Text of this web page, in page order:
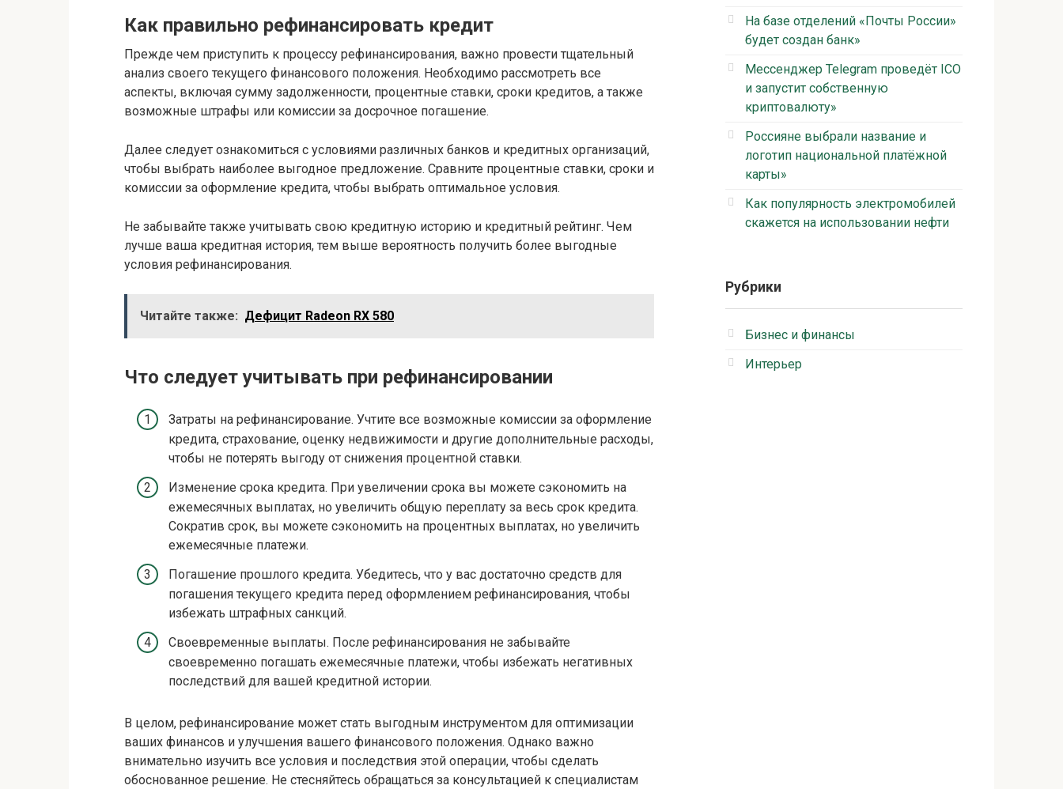
Как правильно рефинансировать кредит
Прежде чем приступить к процессу рефинансирования, важно провести тщательный
анализ своего текущего финансового положения. Необходимо рассмотреть все
аспекты, включая сумму задолженности, процентные ставки, сроки кредитов, а также
возможные штрафы или комиссии за досрочное погашение.
Далее следует ознакомиться с условиями различных банков и кредитных организаций,
чтобы выбрать наиболее выгодное предложение. Сравните процентные ставки, сроки и
комиссии за оформление кредита, чтобы выбрать оптимальное условия.
Не забывайте также учитывать свою кредитную историю и кредитный рейтинг. Чем
лучше ваша кредитная история, тем выше вероятность получить более выгодные
условия рефинансирования.
Читайте также: Дефицит Radeon RX 580
Что следует учитывать при рефинансировании
Затраты на рефинансирование. Учтите все возможные комиссии за оформление
кредита, страхование, оценку недвижимости и другие дополнительные расходы,
чтобы не потерять выгоду от снижения процентной ставки.
Изменение срока кредита. При увеличении срока вы можете сэкономить на
ежемесячных выплатах, но увеличить общую переплату за весь срок кредита.
Сократив срок, вы можете сэкономить на процентных выплатах, но увеличить
ежемесячные платежи.
Погашение прошлого кредита. Убедитесь, что у вас достаточно средств для
погашения текущего кредита перед оформлением рефинансирования, чтобы
избежать штрафных санкций.
Своевременные выплаты. После рефинансирования не забывайте
своевременно погашать ежемесячные платежи, чтобы избежать негативных
последствий для вашей кредитной истории.
В целом, рефинансирование может стать выгодным инструментом для оптимизации
ваших финансов и улучшения вашего финансового положения. Однако важно
внимательно изучить все условия и последствия этой операции, чтобы сделать
обоснованное решение. Не стесняйтесь обращаться за консультацией к специалистам
На базе отделений «Почты России»
будет создан банк»
Мессенджер Telegram проведёт ICO
и запустит собственную
криптовалюту»
Россияне выбрали название и
логотип национальной платёжной
карты»
Как популярность электромобилей
скажется на использовании нефти
Рубрики
Бизнес и финансы
Интерьер